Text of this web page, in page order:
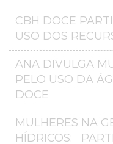
CBH DOCE
USO DOS
ANA DIVULGA
PELO USO DA
DOCE
MULHERES NA
HÍDRICOS: